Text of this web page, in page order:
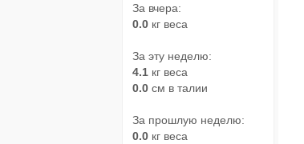
За вчера:
0.0 кг веса
За эту неделю:
4.1 кг веса
0.0 см в талии
За прошлую неделю:
0.0 кг веса